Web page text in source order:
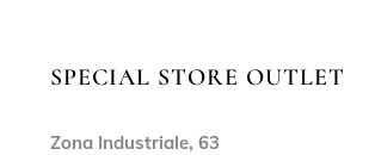
SPECIAL STORE OUTLET
Zona Industriale, 63